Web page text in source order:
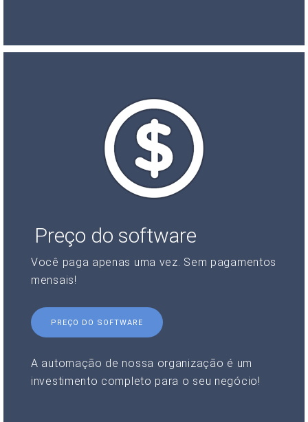
Preço do software
Você paga apenas uma vez. Sem pagamentos
mensais!
PREÇO DO SOFTWARE
A automação de nossa organização é um
investimento completo para o seu negócio!